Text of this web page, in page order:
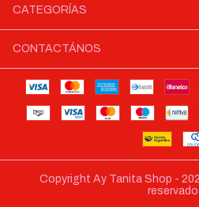
CATEGORÍAS
CONTACTÁNOS
Copyright Ay Tanita Shop -